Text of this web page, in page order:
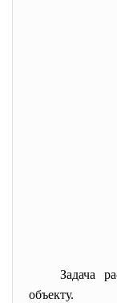
Задача
объекту.